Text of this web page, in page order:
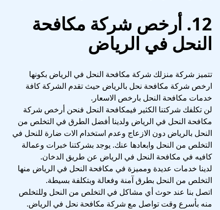
12. أرخص شركة مكافحة
النحل في الرياض
تتميز شركة منزلك شركة مكافحة النحل في الرياض بكونها
ارخص شركة مكافحة نحل بالرياض حيث تقدم الشركة كافة
خدمات مكافحة النحل بارخص الاسعار.
لن تكلفك شركتنا الكثير فيمكافحة النحل فنحن أرخص شركة
مكافحة النحل في الرياض ولدينا أفضل الطرق في التخلص من
النحل بالرياض دون الازعاج وعدم استخدام الات ضارة للنحل في
التخلص من النحل وابعادها عنك. يوجد بشركتنا خبرات وعمالة
كافيه في مكافحة النحل في الرياض عن طريق الدخان.
لدينا خدمات عديدة ومميزة في مكافحة النحل في الرياض منها
التخلص من النحل بطرق آمنة وفعالة وبتكلفة بسيطة.
اتصل بنا عند حوث أي مشاكل في التخلص من النحل وللتخلص
منه بأسرع وقت تواصل مع شركة مكافحة نحل في الرياض.